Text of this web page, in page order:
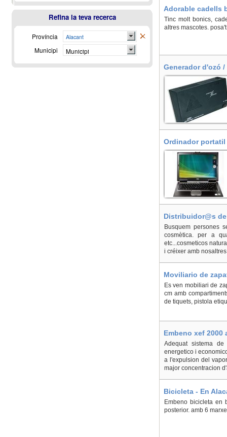
Adorable cadells
Tinc molt bonics,
altres mascotes.
Generador d'ozó
Ordinador portatil
Distribuidor@s
Busquem persones
cosmètica. per a
etc...cosmeticos
i créixer amb
Moviliario de
Es ven mobiliari de
cm amb
de tiquets, pistola
Embeno xef 2000
Adequat sistema
energetico i
a l'expulsion del
major concentracion
Bicicleta - En
Embeno bicicleta en
posterior. amb 6
Refina la teva recerca
Província Alacant
Municipi Municipi